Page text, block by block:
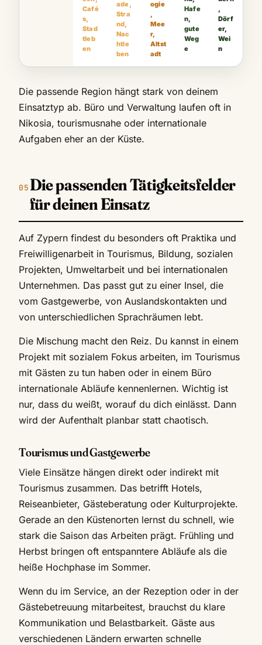
Café
s,
Stad
tleb
en
ade,
Stra
nd,
Nac
htle
ben
ogie
,
Mee
r,
Altst
adt
Hafe
n,
gute
Weg
e
,
Dörf
er,
Wei
n
Die passende Region hängt stark von deinem
Einsatztyp ab. Büro und Verwaltung laufen oft in
Nikosia, tourismusnahe oder internationale
Aufgaben eher an der Küste.
Die passenden Tätigkeitsfelder
für deinen Einsatz
Auf Zypern findest du besonders oft Praktika und
Freiwilligenarbeit in Tourismus, Bildung, sozialen
Projekten, Umweltarbeit und bei internationalen
Unternehmen. Das passt gut zu einer Insel, die
vom Gastgewerbe, von Auslandskontakten und
von unterschiedlichen Sprachräumen lebt.
Die Mischung macht den Reiz. Du kannst in einem
Projekt mit sozialem Fokus arbeiten, im Tourismus
mit Gästen zu tun haben oder in einem Büro
internationale Abläufe kennenlernen. Wichtig ist
nur, dass du weißt, worauf du dich einlässt. Dann
wird der Aufenthalt planbar statt chaotisch.
Tourismus und Gastgewerbe
Viele Einsätze hängen direkt oder indirekt mit
Tourismus zusammen. Das betrifft Hotels,
Reiseanbieter, Gästeberatung oder Kulturprojekte.
Gerade an den Küstenorten lernst du schnell, wie
stark die Saison das Arbeiten prägt. Frühling und
Herbst bringen oft entspanntere Abläufe als die
heiße Hochphase im Sommer.
Wenn du im Service, an der Rezeption oder in der
Gästebetreuung mitarbeitest, brauchst du klare
Kommunikation und Belastbarkeit. Gäste aus
verschiedenen Ländern erwarten schnelle